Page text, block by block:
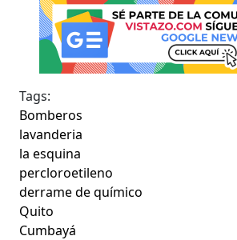
Tags:
Bomberos
lavanderia
la esquina
percloroetileno
derrame de químico
Quito
Cumbayá